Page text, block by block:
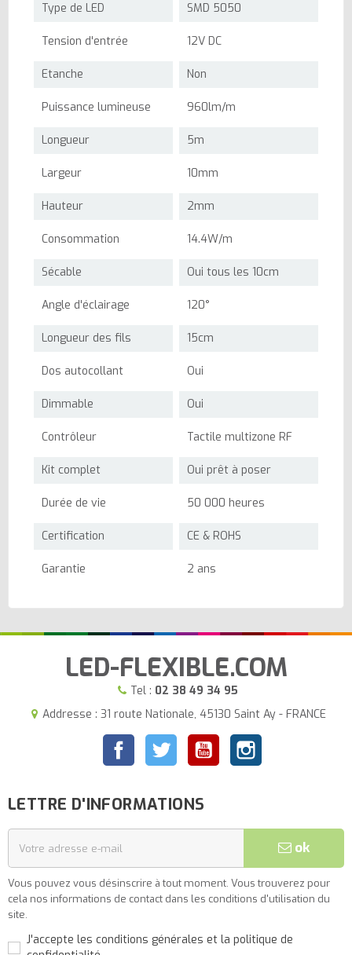
Type de LED SMD 5050
Tension d'entrée 12V DC
Etanche Non
Puissance lumineuse 960lm/m
Longueur 5m
Largeur 10mm
Hauteur 2mm
Consommation 14.4W/m
Sécable Oui tous les 10cm
Angle d'éclairage 120°
Longueur des fils 15cm
Dos autocollant Oui
Dimmable Oui
Contrôleur Tactile multizone RF
Kit complet Oui prêt à poser
Durée de vie 50 000 heures
Certification CE & ROHS
Garantie 2 ans
LED-FLEXIBLE.COM
Tel : 02 38 49 34 95
Addresse : 31 route Nationale, 45130 Saint Ay - FRANCE
FacebookTwitter YouTubeInstagram
LETTRE D'INFORMATIONS
ok
Vous pouvez vous désinscrire à tout moment. Vous trouverez pour
cela nos informations de contact dans les conditions d'utilisation du
site.
J'accepte les conditions générales et la politique de